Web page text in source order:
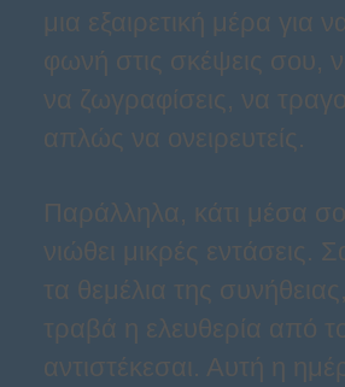
μια εξαιρετική μέρα για
φωνή στις σκέψεις σου,
να ζωγραφίσεις, να
απλώς να ονειρευτείς.
Παράλληλα, κάτι μέσα
νιώθει μικρές εντάσεις.
τα θεμέλια της
τραβά η ελευθερία από
αντιστέκεσαι. Αυτή η